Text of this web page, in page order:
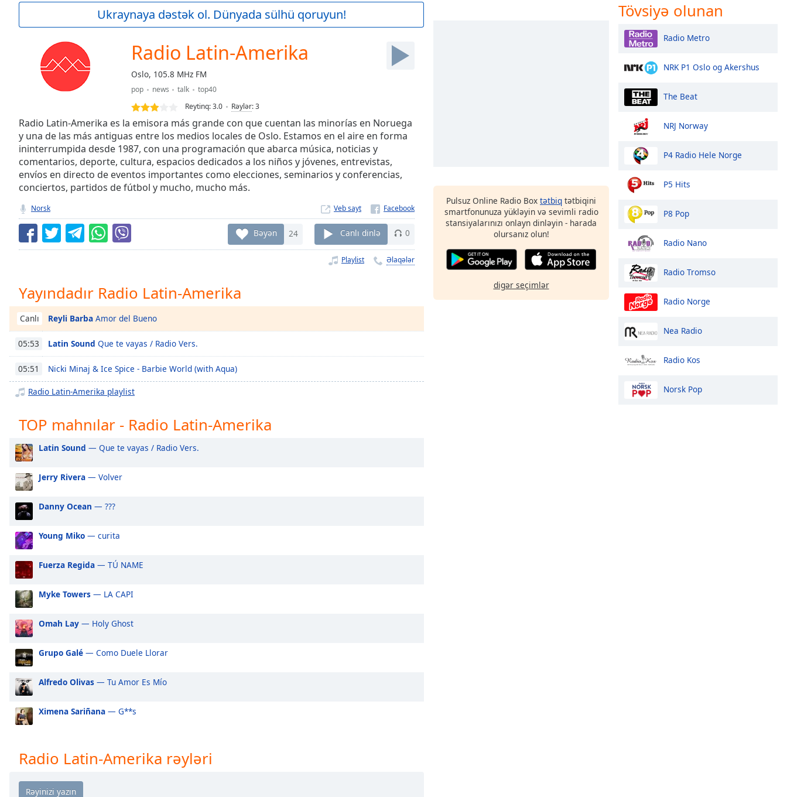
Current
Seek to
currently
behind
Remaining
Time-
Playback
Rate
Chapters
Descriptions
descriptions
off,
selected
Subtitles
opens
subtitles
settings
subtitles
off
selected
Audio
Track
Picture-
in-
Picture
Fullscreen
This
window.
Beginning
dialog
window.
cancel
close
Ukraynaya dəstək ol. Dünyada sülhü qoruyun!
Radio Latin-Amerika
Oslo, 105.8 MHz FM
pop news talk
top40
Reytinq:3.0 Rəylər:3
Radio Latin-Amerika es la emisora más grande con que cuentan las minorías en Noruega
y una de las más antiguas entre los medios locales de Oslo. Estamos en el aire en forma
ininterrumpida desde 1987, con una programación que abarca música, noticias y
comentarios, deporte, cultura, espacios dedicados a los niños y jóvenes, entrevistas,
envíos en directo de eventos importantes como elecciones, seminarios y conferencias,
conciertos, partidos de fútbol y mucho, mucho más.
Norsk Veb sayt
Bəyən 24 Canlı dinlə 0
Playlist Əlaqələr
Yayındadır Radio Latin-Amerika
Canlı Reyli Barba Amor del Bueno
05:53 Latin Sound Que te vayas / Radio Vers.
05:51 Nicki Minaj & Ice Spice - Barbie World (with Aqua)
Radio Latin-Amerika playlist
TOP mahnılar - Radio Latin-Amerika
Latin Sound — Que te vayas / Radio Vers.
Jerry Rivera — Volver
Danny Ocean — ???
Young Miko — curita
Fuerza Regida — TÚ NAME
Myke Towers — LA CAPI
Omah Lay — Holy Ghost
Grupo Galé — Como Duele Llorar
Alfredo Olivas — Tu Amor Es Mío
Ximena Sariñana — G**s
Radio Latin-Amerika rəyləri
Pulsuz Online Radio Box tətbiq tətbiqini
smartfonunuza yükləyin və sevimli radio
stansiyalarınızı onlayn dinləyin - harada
olursanız olun!
digər seçimlər
Tövsiyə olunan
Radio Metro
NRK P1 Oslo og Akershus
The Beat
NRJ Norway
P4 Radio Hele Norge
P5 Hits
P8 Pop
Radio Nano
Radio Tromso
Radio Norge
Nea Radio
Radio Kos
Norsk Pop